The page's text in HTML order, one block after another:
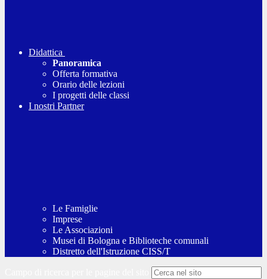
Didattica
Panoramica
Offerta formativa
Orario delle lezioni
I progetti delle classi
I nostri Partner
Le Famiglie
Imprese
Le Associazioni
Musei di Bologna e Biblioteche comunali
Distretto dell'Istruzione CISS/T